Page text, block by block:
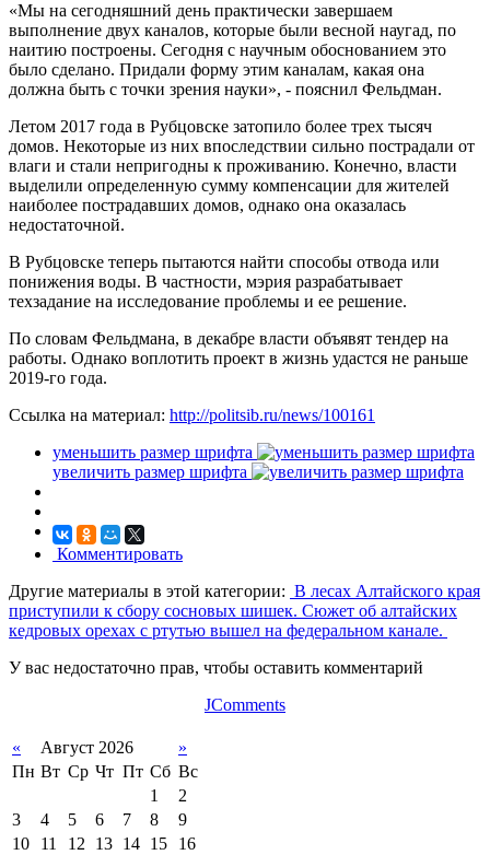
«Мы на сегодняшний день практически завершаем
выполнение двух каналов, которые были весной наугад, по
наитию построены. Сегодня с научным обоснованием это
было сделано. Придали форму этим каналам, какая она
должна быть с точки зрения науки», - пояснил Фельдман.
Летом 2017 года в Рубцовске затопило более трех тысяч
домов. Некоторые из них впоследствии сильно пострадали от
влаги и стали непригодны к проживанию. Конечно, власти
выделили определенную сумму компенсации для жителей
наиболее пострадавших домов, однако она оказалась
недостаточной.
В Рубцовске теперь пытаются найти способы отвода или
понижения воды. В частности, мэрия разрабатывает
техзадание на исследование проблемы и ее решение.
По словам Фельдмана, в декабре власти объявят тендер на
работы. Однако воплотить проект в жизнь удастся не раньше
2019-го года.
Ссылка на материал: http://politsib.ru/news/100161
уменьшить размер шрифта
увеличить размер шрифта
Комментировать
Другие материалы в этой категории: В лесах Алтайского края
приступили к сбору сосновых шишек. Сюжет об алтайских
кедровых орехах с ртутью вышел на федеральном канале.
У вас недостаточно прав, чтобы оставить комментарий
JComments
« Август 2026
»
Пн Вт Ср Чт Пт Сб Вс
1
2
3
4 5 6 7 8
9
10
11 12 13 14 15
16